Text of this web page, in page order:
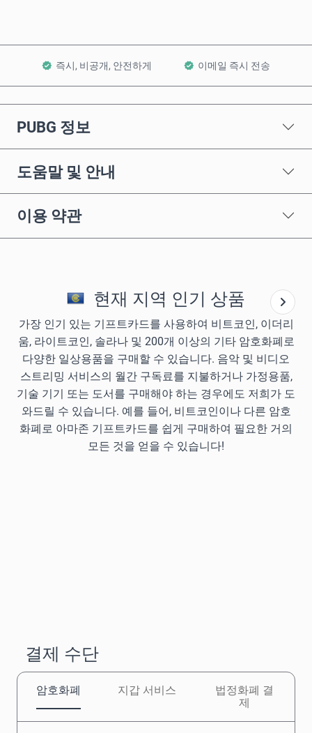
즉시, 비공개, 안전하게 이메일 즉시 전송
PUBG 정보
도움말 및 안내
이용 약관
현재 지역 인기 상품
가장 인기 있는 기프트카드를 사용하여 비트코인, 이더리
움, 라이트코인, 솔라나 및 200개 이상의 기타 암호화폐로
다양한 일상용품을 구매할 수 있습니다. 음악 및 비디오
스트리밍 서비스의 월간 구독료를 지불하거나 가정용품,
기술 기기 또는 도서를 구매해야 하는 경우에도 저희가 도
와드릴 수 있습니다. 예를 들어, 비트코인이나 다른 암호
화폐로 아마존 기프트카드를 쉽게 구매하여 필요한 거의
모든 것을 얻을 수 있습니다!
결제 수단
암호화폐 지갑 서비스
법정화폐 결
제